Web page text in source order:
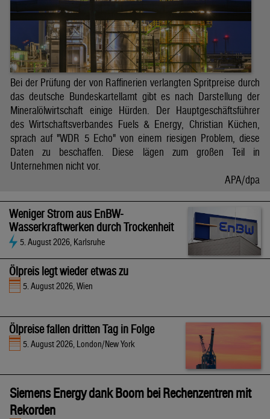
Bei der Prüfung der von Raffinerien verlangten Spritpreise durch
das deutsche Bundeskartellamt gibt es nach Darstellung der
Mineralölwirtschaft einige Hürden. Der Hauptgeschäftsführer
des Wirtschaftsverbandes Fuels & Energy, Christian Küchen,
sprach auf "WDR 5 Echo" von einem riesigen Problem, diese
Daten zu beschaffen. Diese lägen zum großen Teil in
Unternehmen nicht vor.
APA/dpa
Weniger Strom aus EnBW-
Wasserkraftwerken durch Trockenheit
5. August 2026, Karlsruhe
Ölpreis legt wieder etwas zu
5. August 2026, Wien
Ölpreise fallen dritten Tag in Folge
5. August 2026, London/New York
Siemens Energy dank Boom bei Rechenzentren mit
Rekorden